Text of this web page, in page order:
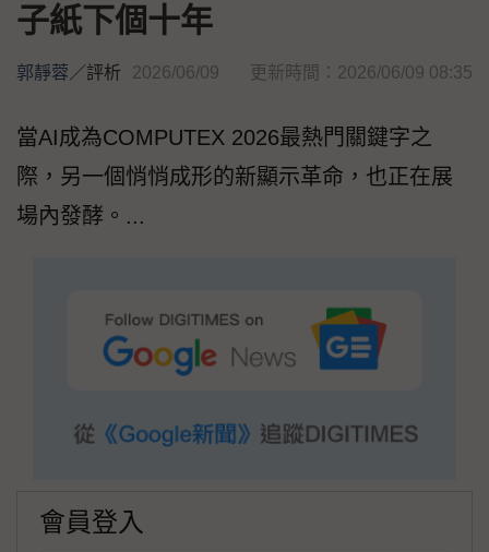
子紙下個十年
郭靜蓉 ／評析 2026/06/09 更新時間：2026/06/09 08:35
當AI成為COMPUTEX 2026最熱門關鍵字之
際，另一個悄悄成形的新顯示革命，也正在展
場內發酵。...
會員登入